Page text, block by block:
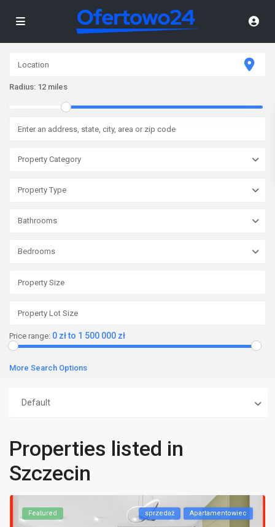
Radius: 12 miles
Property Category
Property Type
Bathrooms
Bedrooms
Price range: 0 zł to 1 500 000 zł
More Search Options
Default
Properties listed in
Szczecin
Featured sprzedaż Apartamentowiec